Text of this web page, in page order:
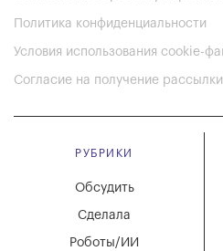
Политика конфиденциальности
Условия использования cookie-
Согласие на получение рассылки
РУБРИКИ
Обсудить
Сделала
Роботы/ИИ